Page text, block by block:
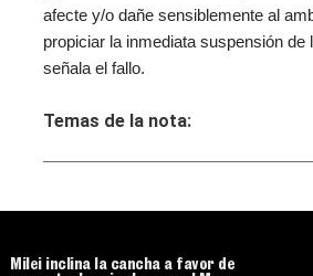
afecte y/o dañe sensiblemente al
propiciar la inmediata suspensión de
señala el fallo.
Temas de la nota:
Milei inclina la cancha a favor de